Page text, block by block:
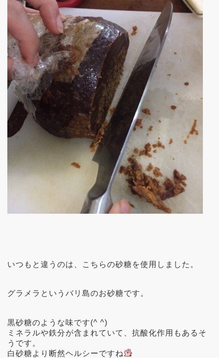
いつもと違うのは、こちらの砂糖を使用しました。
グラメラというバリ島のお砂糖です。
黒砂糖のような味です(^ ^)
ミネラルや鉄分が含まれていて、抗酸化作用もあるそ
うです。
白砂糖より断然ヘルシーですね